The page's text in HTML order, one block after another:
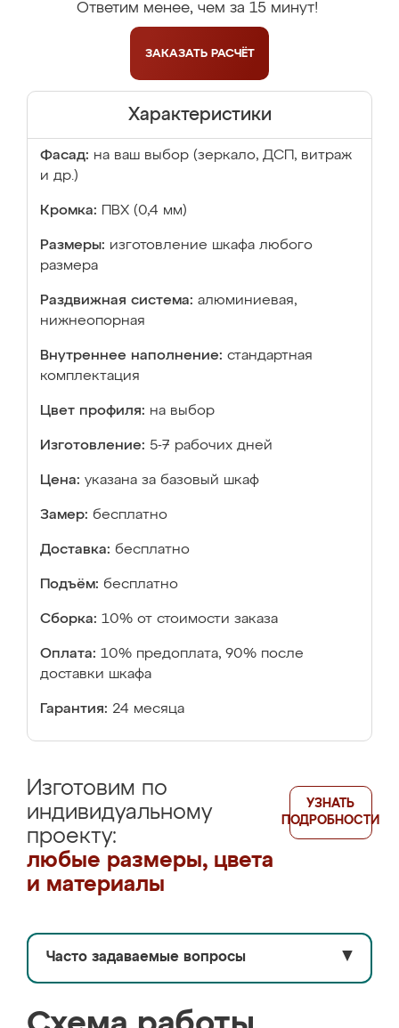
Ответим менее, чем за 15 минут!
ЗАКАЗАТЬ РАСЧЁТ
Характеристики
Фасад: на ваш выбор (зеркало, ДСП, витраж
и др.)
Кромка: ПВХ (0,4 мм)
Размеры: изготовление шкафа любого
размера
Раздвижная система: алюминиевая,
нижнеопорная
Внутреннее наполнение: стандартная
комплектация
Цвет профиля: на выбор
Изготовление: 5-7 рабочих дней
Цена: указана за базовый шкаф
Замер: бесплатно
Доставка: бесплатно
Подъём: бесплатно
Сборка: 10% от стоимости заказа
Оплата: 10% предоплата, 90% после
доставки шкафа
Гарантия: 24 месяца
Изготовим по
индивидуальному
проекту:
любые размеры, цвета
и материалы
УЗНАТЬ
ПОДРОБНОСТИ
Часто задаваемые вопросы ▼